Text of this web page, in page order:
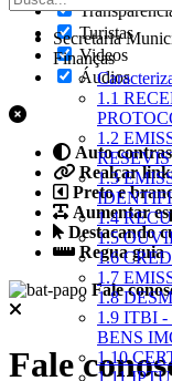
Turistas
Videos
Áudios
Auto
Realçar
Preto e
Aumentar
Destacando
Regua guia
Fale
Fale
Secretaria
Finanças
1.1
1.2
1.3
1.4
1.5
1.6
1.7
1.8
1.9 ITBI
BENS
1.10